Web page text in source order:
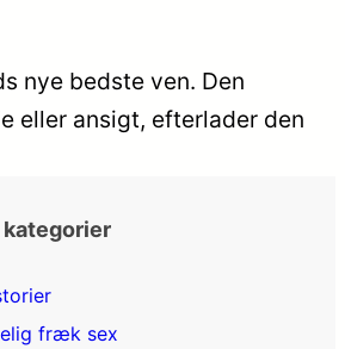
nye bedste ven. Den
eller ansigt, efterlader den
kategorier
fræk sex